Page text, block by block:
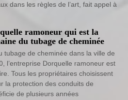
dans les règles de l’art, fait appel à
ramoneur qui est la
du tubage de cheminée
tubage de cheminée dans la ville de
l’entreprise Dorquelle ramoneur est
Tous les propriétaires choisissent
la protection des conduits de
de plusieurs années